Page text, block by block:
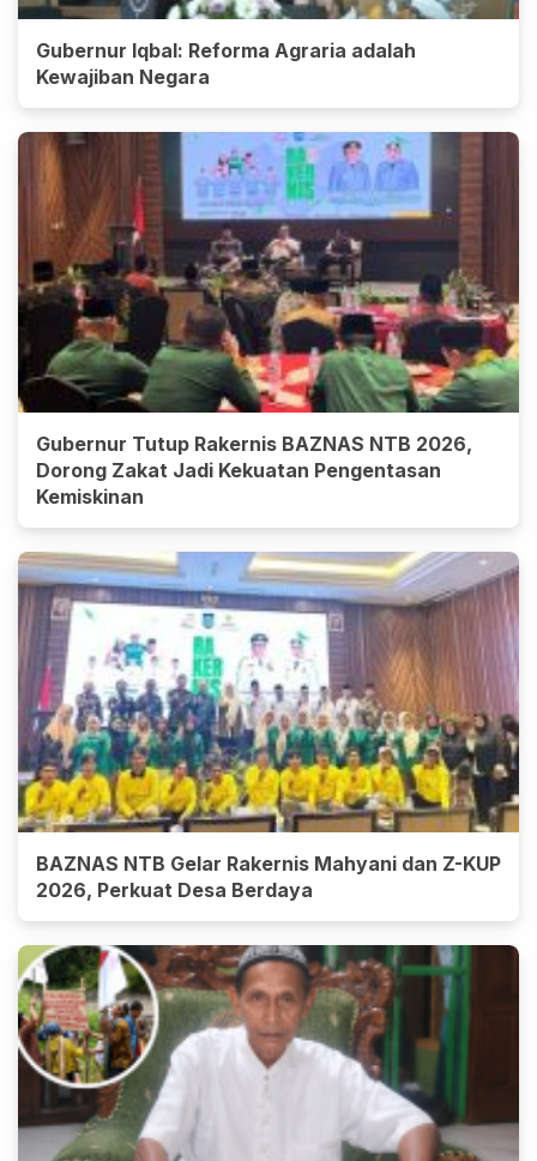
Gubernur Iqbal: Reforma Agraria adalah
Kewajiban Negara
Gubernur Tutup Rakernis BAZNAS NTB 2026,
Dorong Zakat Jadi Kekuatan Pengentasan
Kemiskinan
BAZNAS NTB Gelar Rakernis Mahyani dan Z-KUP
2026, Perkuat Desa Berdaya